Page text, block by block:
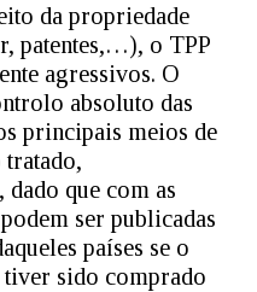
da propriedade
patentes,…), o TPP
agressivos. O
absoluto das
principais meios de
tratado,
dado que com as
ser publicadas
países se o
sido comprado